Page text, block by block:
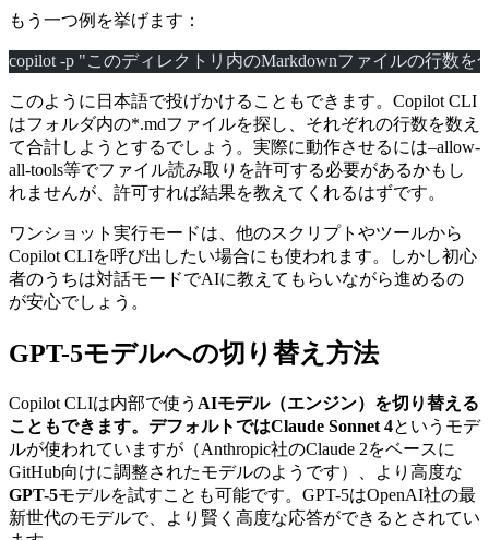
もう一つ例を挙げます：
copilot -p "このディレクトリ内のMarkdownファイルの行数を
このように日本語で投げかけることもできます。Copilot CLI
はフォルダ内の*.mdファイルを探し、それぞれの行数を数え
て合計しようとするでしょう。実際に動作させるには–allow-
all-tools等でファイル読み取りを許可する必要があるかもし
れませんが、許可すれば結果を教えてくれるはずです。
ワンショット実行モードは、他のスクリプトやツールから
Copilot CLIを呼び出したい場合にも使われます。しかし初心
者のうちは対話モードでAIに教えてもらいながら進めるの
が安心でしょう。
GPT-5モデルへの切り替え方法
Copilot CLIは内部で使う AIモデル（エンジン） を切り替える
こともできます。デフォルトではClaude Sonnet 4というモデ
ルが使われていますが（Anthropic社のClaude 2をベースに
GitHub向けに調整されたモデルのようです）、より高度な
GPT-5モデルを試すことも可能です。GPT-5はOpenAI社の最
新世代のモデルで、より賢く高度な応答ができるとされてい